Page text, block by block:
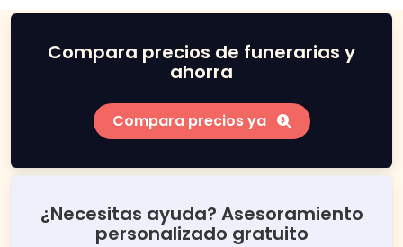
Compara precios de funerarias y
ahorra
Compara precios ya
¿Necesitas ayuda? Asesoramiento
personalizado gratuito